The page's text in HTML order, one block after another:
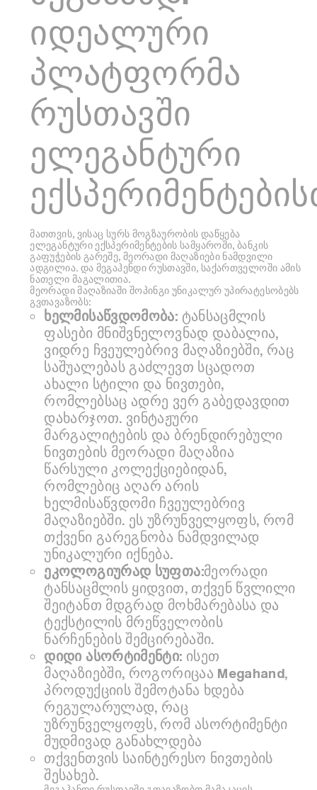
იდეალური
პლატფორმა
რუსთავში
ელეგანტური
მათთვის, ვისაც სურს მოგზაურობის დაწყება
ელეგანტური ექსპერიმენტების სამყაროში, ბანკის
გაფუჭების გარეშე, მეორადი მაღაზიები ნამდვილი
ადგილია. და მეგაჰენდი რუსთავში, საქართველოში ამის
ნათელი მაგალითია.
მეორადი მაღაზიაში შოპინგი უნიკალურ უპირატესობებს
გვთავაზობს:
ხელმისაწვდომობა: ტანსაცმლის
ფასები მნიშვნელოვნად დაბალია,
ვიდრე ჩვეულებრივ მაღაზიებში, რაც
საშუალებას გაძლევთ სცადოთ
ახალი სტილი და ნივთები,
რომლებსაც ადრე ვერ გაბედავდით
დახარჯოთ. ვინტაჟური
მარგალიტების და ბრენდირებული
ნივთების მეორადი მაღაზია
წარსული კოლექციებიდან,
რომლებიც აღარ არის
ხელმისაწვდომი ჩვეულებრივ
მაღაზიებში. ეს უზრუნველყოფს, რომ
თქვენი გარეგნობა ნამდვილად
უნიკალური იქნება.
ეკოლოგიურად სუფთა:მეორადი
ტანსაცმლის ყიდვით, თქვენ წვლილი
შეიტანთ მდგრად მოხმარებასა და
ტექსტილის მრეწველობის
ნარჩენების შემცირებაში.
დიდი ასორტიმენტი: ისეთ
მაღაზიებში, როგორიცაა Megahand,
პროდუქციის შემოტანა ხდება
რეგულარულად, რაც
უზრუნველყოფს, რომ ასორტიმენტი
მუდმივად განახლდება
თქვენთვის საინტერესო ნივთების
შესახებ.